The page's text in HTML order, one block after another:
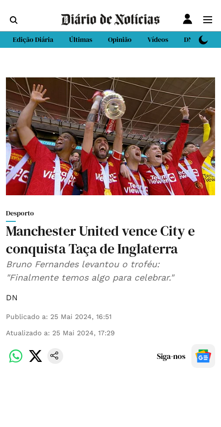
Edição Diária Últimas Opinião Vídeos DN Sport
Desporto
Manchester United vence City e
conquista Taça de Inglaterra
Bruno Fernandes levantou o troféu:
"Finalmente temos algo para celebrar."
DN
Publicado a: 25 Mai 2024, 16:51
Atualizado a: 25 Mai 2024, 17:29
Siga-nos